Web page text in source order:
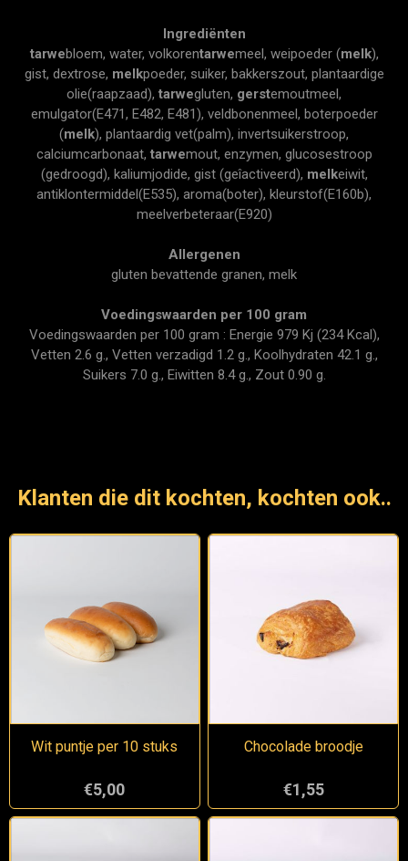
Ingrediënten
tarwebloem, water, volkorentarwemeel, weipoeder (melk),
gist, dextrose, melkpoeder, suiker, bakkerszout, plantaardige
olie(raapzaad), tarwegluten, gerstemoutmeel,
emulgator(E471, E482, E481), veldbonenmeel, boterpoeder
(melk), plantaardig vet(palm), invertsuikerstroop,
calciumcarbonaat, tarwemout, enzymen, glucosestroop
(gedroogd), kaliumjodide, gist (geîactiveerd), melkeiwit,
antiklontermiddel(E535), aroma(boter), kleurstof(E160b),
meelverbeteraar(E920)
Allergenen
gluten bevattende granen, melk
Voedingswaarden per 100 gram
Voedingswaarden per 100 gram : Energie 979 Kj (234 Kcal),
Vetten 2.6 g., Vetten verzadigd 1.2 g., Koolhydraten 42.1 g.,
Suikers 7.0 g., Eiwitten 8.4 g., Zout 0.90 g.
Klanten die dit kochten, kochten ook..
Wit puntje per 10 stuks
€5,00
Chocolade broodje
€1,55